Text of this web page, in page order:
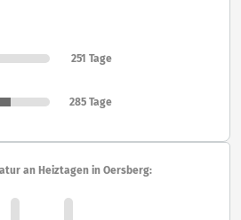
251 Tage
285 Tage
an Heiztagen in Oersberg: